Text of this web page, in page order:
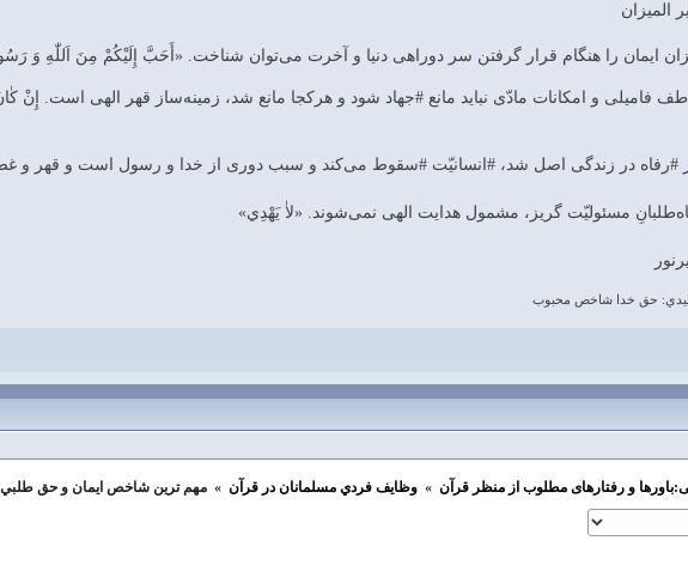
الميزان
ايمان را هنگام قرار گرفتن سر دوراهى دنيا و آخرت مى‌توان شناخت. «أَحَبَّ إِلَيْكُمْ مِنَ اَللّٰهِ وَ
فاميلى و امكانات مادّى نبايد مانع #جهاد شود و هركجا مانع شد، زمينه‌ساز قهر الهى است. إِنْ
#رفاه در زندگى اصل شد، #انسانيّت #سقوط مى‌كند و سبب دورى از خدا و رسول است و قهر و غضب
مسئوليّت گريز، مشمول هدايت الهى نمى‌شوند. «لاٰ يَهْدِي»
حق خدا شاخص محبوب
و رفتارهای مطلوب از منظر قرآن » وظايف فردي مسلمانان در قرآن » مهم ترين شاخص ايمان و حق